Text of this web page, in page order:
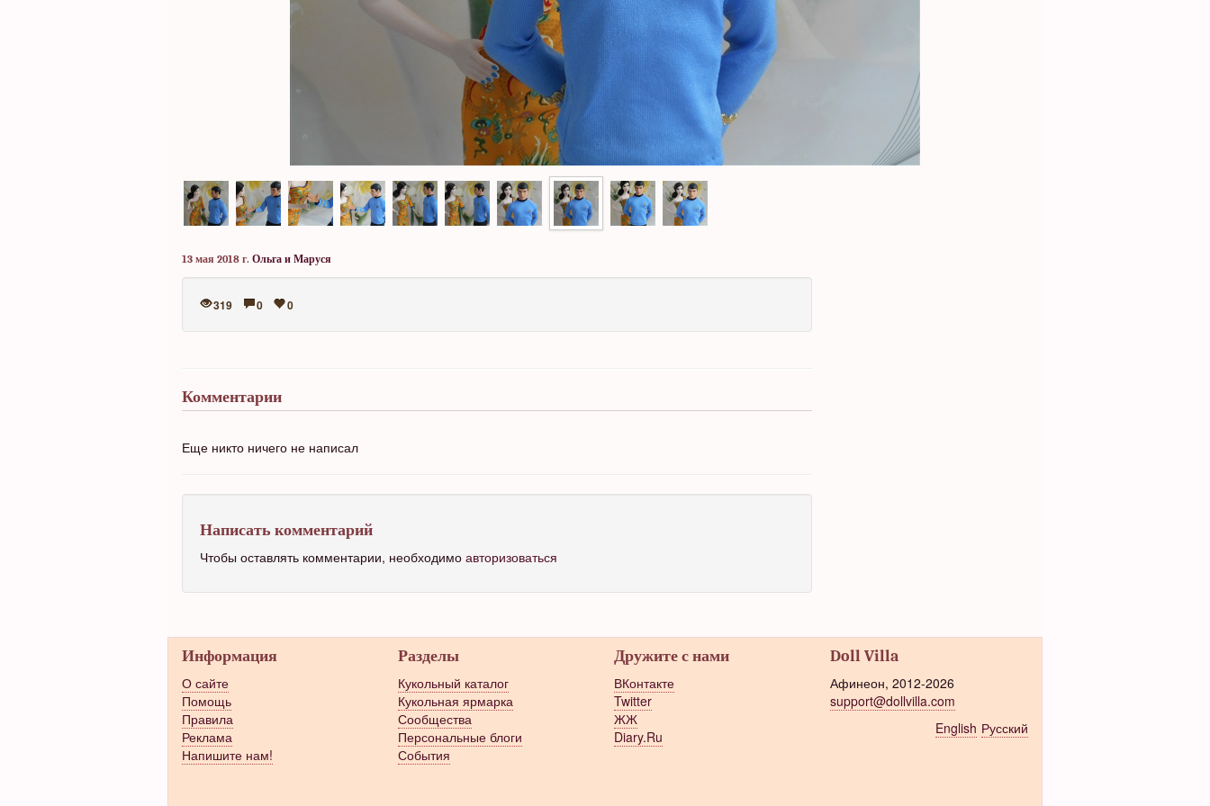
13 мая 2018 г. Ольга и Маруся
319 0 0
Комментарии
Еще никто ничего не написал
Написать комментарий
Чтобы оставлять комментарии, необходимо авторизоваться
Информация
О сайте
Помощь
Правила
Реклама
Напишите нам!
Разделы
Кукольный каталог
Кукольная ярмарка
Сообщества
Персональные блоги
События
Дружите с нами
ВКонтакте
Twitter
ЖЖ
Diary.Ru
Doll Villa
Афинеон, 2012-2026
support@dollvilla.com
English Русский